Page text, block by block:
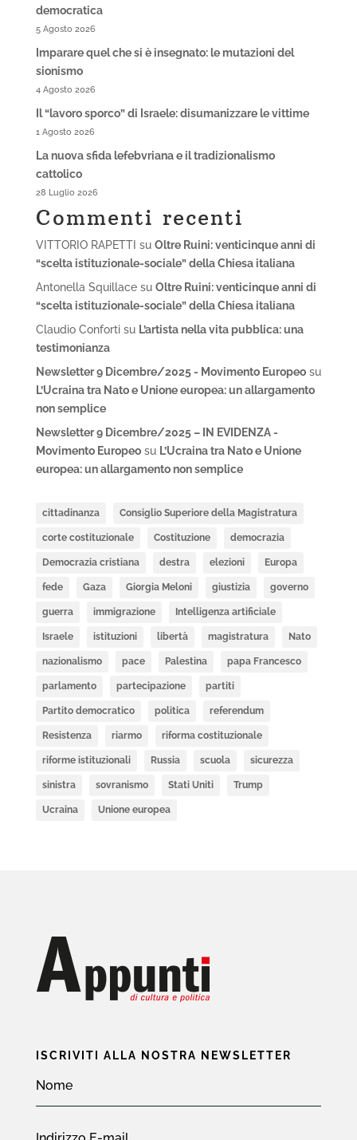
democratica
5 Agosto 2026
Imparare quel che si è insegnato: le mutazioni del
sionismo
4 Agosto 2026
Il “lavoro sporco” di Israele: disumanizzare le vittime
1 Agosto 2026
La nuova sfida lefebvriana e il tradizionalismo
cattolico
28 Luglio 2026
Commenti recenti
VITTORIO RAPETTI su Oltre Ruini: venticinque anni di
“scelta istituzionale-sociale” della Chiesa italiana
Antonella Squillacesu Oltre Ruini: venticinque anni di
“scelta istituzionale-sociale” della Chiesa italiana
Claudio Confortisu L’artista nella vita pubblica: una
testimonianza
Newsletter 9 Dicembre/2025 - Movimento Europeosu
L’Ucraina tra Nato e Unione europea: un allargamento
non semplice
Newsletter 9 Dicembre/2025 – IN EVIDENZA -
Movimento Europeosu L’Ucraina tra Nato e Unione
europea: un allargamento non semplice
cittadinanza Consiglio Superiore della Magistratura
corte costituzionale Costituzione democrazia
Democrazia cristiana destra elezioni Europa
fede Gaza Giorgia Meloni giustizia governo
guerra immigrazione Intelligenza artificiale
Israele istituzioni libertà magistratura Nato
nazionalismo pace Palestina papa Francesco
parlamento partecipazione partiti
Partito democratico politica referendum
Resistenza riarmo riforma costituzionale
riforme istituzionali Russia scuola sicurezza
sinistra sovranismo Stati Uniti Trump
Ucraina Unione europea
ISCRIVITI ALLA NOSTRA NEWSLETTER